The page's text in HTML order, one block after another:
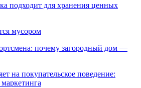
подходит для хранения ценных
мусором
почему загородный дом —
на покупательское поведение: